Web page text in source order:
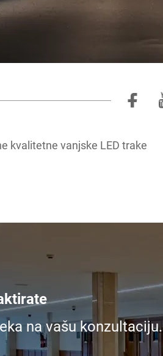
kvalitetne vanjske LED trake
na vašu konzultaciju.